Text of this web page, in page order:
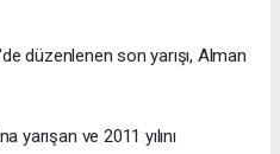
düzenlenen son yarışı, Alman
yarışan ve 2011 yılını